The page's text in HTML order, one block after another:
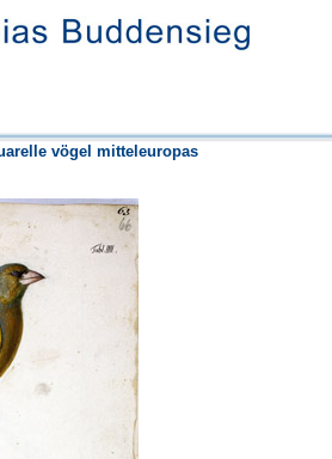
vögel mitteleuropas